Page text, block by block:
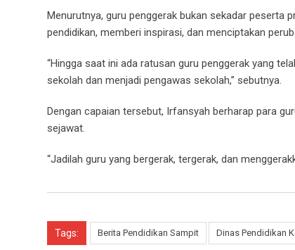
Menurutnya, guru penggerak bukan sekadar
pendidikan, memberi inspirasi, dan menciptakan
“Hingga saat ini ada ratusan guru penggerak yang
sekolah dan menjadi pengawas sekolah,” sebutnya.
Dengan capaian tersebut, Irfansyah berharap para
sejawat.
“Jadilah guru yang bergerak, tergerak, dan
Tags: Berita Pendidikan Sampit Dinas Pendidikan